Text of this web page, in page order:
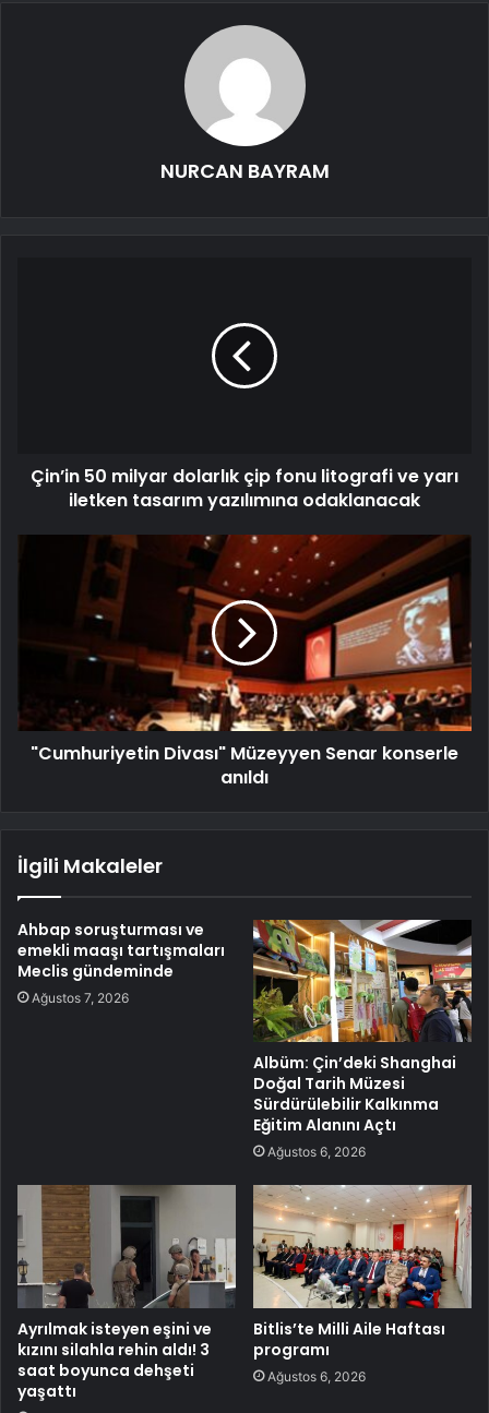
NURCAN BAYRAM
Çin’in 50 milyar dolarlık çip fonu litografi ve yarı
iletken tasarım yazılımına odaklanacak
"Cumhuriyetin Divası" Müzeyyen Senar konserle
anıldı
İlgili Makaleler
Ahbap soruşturması ve
emekli maaşı tartışmaları
Meclis gündeminde
Ağustos 7, 2026
Albüm: Çin’deki Shanghai
Doğal Tarih Müzesi
Sürdürülebilir Kalkınma
Eğitim Alanını Açtı
Ağustos 6, 2026
Ayrılmak isteyen eşini ve
kızını silahla rehin aldı! 3
saat boyunca dehşeti
yaşattı
Bitlis’te Milli Aile Haftası
programı
Ağustos 6, 2026